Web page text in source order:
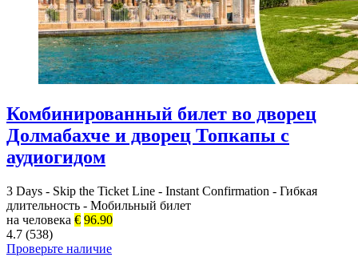
Комбинированный билет во дворец
Долмабахче и дворец Топкапы с
аудиогидом
3 Days - Skip the Ticket Line - Instant Confirmation - Гибкая
длительность - Мобильный билет
на человека € 96.90
4.7 (538)
Проверьте наличие